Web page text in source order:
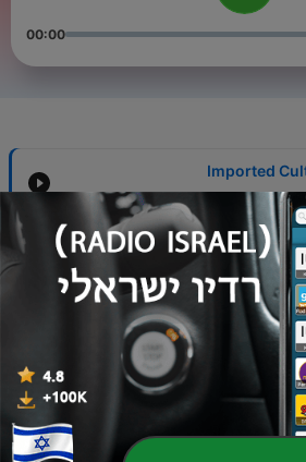
00:00
Imported
Nepali
Nepali
International Nepali